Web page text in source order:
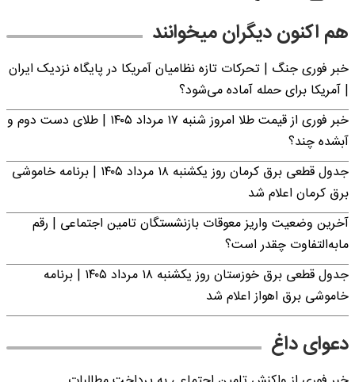
هم اکنون دیگران میخوانند
خبر فوری جنگ | تحرکات تازه نظامیان آمریکا در پایگاه نزدیک ایران
| آمریکا برای حمله آماده می‌شود؟
خبر فوری از قیمت طلا امروز شنبه ۱۷ مرداد ۱۴۰۵ | طلای دست دوم و
آبشده چند؟
جدول قطعی برق کرمان روز یکشنبه ۱۸ مرداد ۱۴۰۵ | برنامه خاموشی
برق کرمان اعلام شد
آخرین وضعیت واریز معوقات بازنشستگان تامین اجتماعی | رقم
مابه‌التفاوت چقدر است؟
جدول قطعی برق خوزستان روز یکشنبه ۱۸ مرداد ۱۴۰۵ | برنامه
خاموشی برق اهواز اعلام شد
دعوای داغ